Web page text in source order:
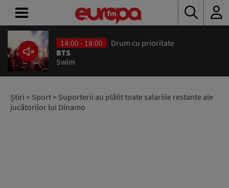
14:00 - 18:00
Drum cu prioritate
BTS
Swim
Știri > Sport> Suporterii au plătit toate salariile restante ale
jucătorilor lui Dinamo
ACASĂ
ȘTIRI
RADIO